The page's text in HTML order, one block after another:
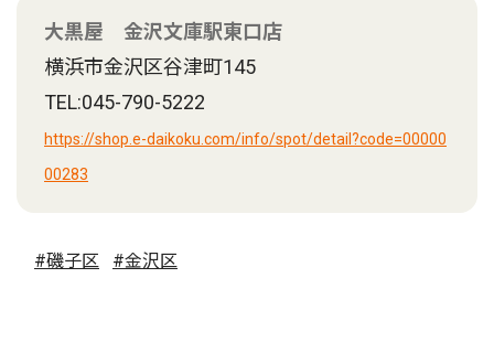
大黒屋 金沢文庫駅東口店
横浜市金沢区谷津町145
TEL:045-790-5222
https://shop.e-daikoku.com/info/spot/detail?code=00000
00283
#磯子区 #金沢区